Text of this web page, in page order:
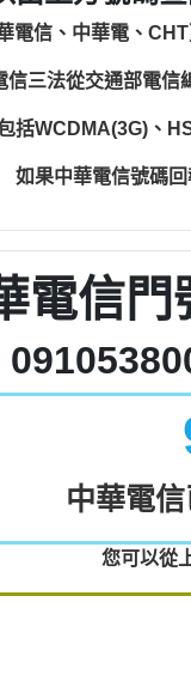
電信、中華電、
三法從交通部電
括WCDMA(3G)、
如果中華電信號碼
電信門
中華電
您可以從